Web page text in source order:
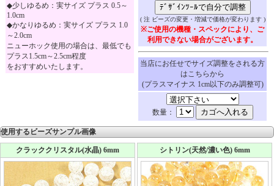
◆少しゆるめ：実サイズ プラス 0.5～
1.0cm
◆かなりゆるめ：実サイズ プラス 1.0
～2.0cm
ニューホック使用の場合は、最低でも
プラス1.5cm～2.5cm程度
をおすすめいたします。
( 注 ビーズの変更・増減で価格が変わります )
※ご使用の機種・スペックにより、ご
利用できない場合がございます。
当店にお任せでサイズ調整をされる方
はこちらから
(プラスマイナス 1cm以下のみ調整可)
数量：
使用するビーズサンプル画像
クラッククリスタル(水晶) 6mm シトリン(天然/濃い色) 6mm